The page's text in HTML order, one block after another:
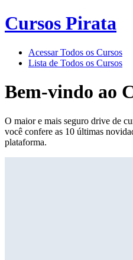
Cursos Pirata
Acessar Todos os Cursos
Lista de Todos os Cursos
Bem-vindo ao
O maior e mais seguro drive de
você confere as 10 últimas
plataforma.